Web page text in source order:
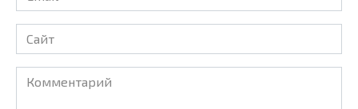
*
Сайт
Комментарий